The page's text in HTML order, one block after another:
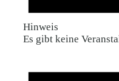
Hinweis
Es gibt keine